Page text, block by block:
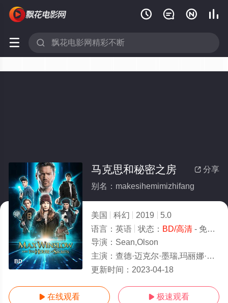
   
 
BD
 分享
马克思和秘密之房
别名：makesihemimizhifang
美国 科幻 2019
5.0
语言： 英语 状态： BD/高清- 免费在线观看
导演： Sean,Olson
主演： 查德·迈克尔·墨瑞,玛丽娜·赛提斯,唐纳·布坎南,泰勒·克里斯托弗,贾德·奇诺维斯,Jason,Genao,Cassie,Self,Emery,Kell
更新时间： 2023-04-18
 在线观看  极速观看